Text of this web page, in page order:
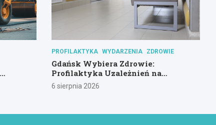
PROFILAKTYKA WYDARZENIA ZDROWIE
Gdańsk Wybiera Zdrowie:
Profilaktyka Uzależnień na
Pierwszym Planie
6 sierpnia 2026